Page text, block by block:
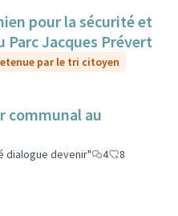
pour la sécurité et
Parc Jacques Prévert
par le tri citoyen
communal au
dialogue devenir" 4
8